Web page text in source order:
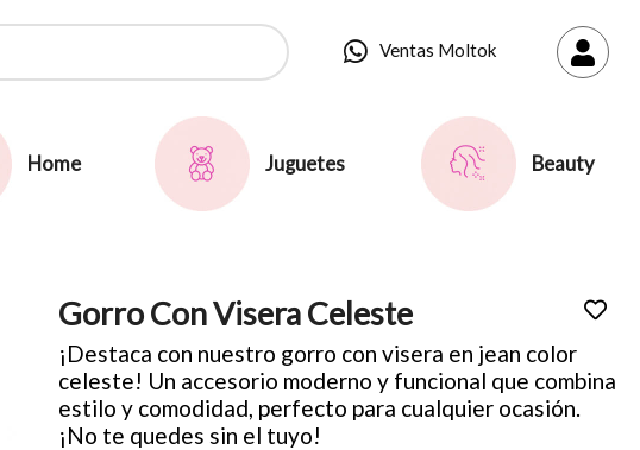
Ventas Moltok
Home Juguetes Beauty
Gorro Con Visera Celeste
¡Destaca con nuestro gorro con visera en jean color
celeste! Un accesorio moderno y funcional que combina
estilo y comodidad, perfecto para cualquier ocasión.
¡No te quedes sin el tuyo!